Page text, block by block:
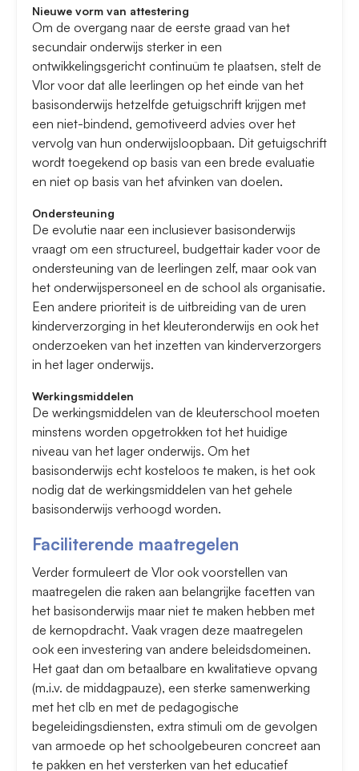
Nieuwe vorm van attestering
Om de overgang naar de eerste graad van het
secundair onderwijs sterker in een
ontwikkelingsgericht continuüm te plaatsen, stelt de
Vlor voor dat alle leerlingen op het einde van het
basisonderwijs hetzelfde getuigschrift krijgen met
een niet-bindend, gemotiveerd advies over het
vervolg van hun onderwijsloopbaan. Dit getuigschrift
wordt toegekend op basis van een brede evaluatie
en niet op basis van het afvinken van doelen.
Ondersteuning
De evolutie naar een inclusiever basisonderwijs
vraagt om een structureel, budgettair kader voor de
ondersteuning van de leerlingen zelf, maar ook van
het onderwijspersoneel en de school als organisatie.
Een andere prioriteit is de uitbreiding van de uren
kinderverzorging in het kleuteronderwijs en ook het
onderzoeken van het inzetten van kinderverzorgers
in het lager onderwijs.
Werkingsmiddelen
De werkingsmiddelen van de kleuterschool moeten
minstens worden opgetrokken tot het huidige
niveau van het lager onderwijs. Om het
basisonderwijs echt kosteloos te maken, is het ook
nodig dat de werkingsmiddelen van het gehele
basisonderwijs verhoogd worden.
Faciliterende maatregelen
Verder formuleert de Vlor ook voorstellen van
maatregelen die raken aan belangrijke facetten van
het basisonderwijs maar niet te maken hebben met
de kernopdracht. Vaak vragen deze maatregelen
ook een investering van andere beleidsdomeinen.
Het gaat dan om betaalbare en kwalitatieve opvang
(m.i.v. de middagpauze), een sterke samenwerking
met het clb en met de pedagogische
begeleidingsdiensten, extra stimuli om de gevolgen
van armoede op het schoolgebeuren concreet aan
te pakken en het versterken van het educatief